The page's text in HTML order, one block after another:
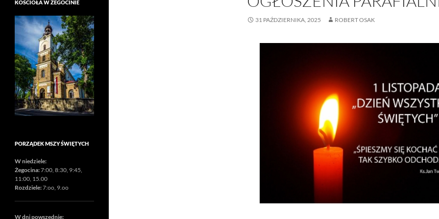
31 PAŹDZIERNIKA, 2025 ROBERT OSAK
KOŚCIOŁA W ŻEGOCINIE
PORZĄDEK MSZY ŚWIĘTYCH
W niedziele:
Żegocina:7:00, 8:30, 9:45,
11:00, 15.00
Rozdziele:7:oo, 9.oo
W dni powszednie: